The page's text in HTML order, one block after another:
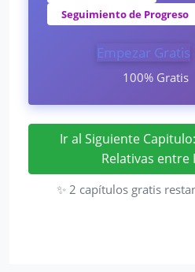
Seguimiento de Progreso
Empezar Gratis
100% Gratis
Ir al Siguiente
Relativas entre
✨ 2 capítulos gratis